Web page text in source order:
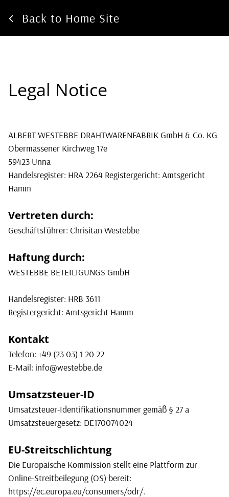
Back to Home Site
Legal Notice
ALBERT WESTEBBE DRAHTWARENFABRIK GmbH & Co. KG
Obermassener Kirchweg 17e
59423 Unna
Handelsregister: HRA 2264 Registergericht: Amtsgericht
Hamm
Vertreten durch:
Geschäftsführer: Chrisitan Westebbe
Haftung durch:
WESTEBBE BETEILIGUNGS GmbH
Handelsregister: HRB 3611
Registergericht: Amtsgericht Hamm
Kontakt
Telefon: +49 (23 03) 1 20 22
E-Mail: info@westebbe.de
Umsatzsteuer-ID
Umsatzsteuer-Identifikationsnummer gemäß § 27 a
Umsatzsteuergesetz: DE170074024
EU-Streitschlichtung
Die Europäische Kommission stellt eine Plattform zur
Online-Streitbeilegung (OS) bereit:
https://ec.europa.eu/consumers/odr/.